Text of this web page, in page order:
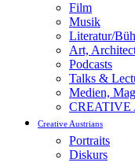
Film
Musik
Literatur/
Art,
Podcasts
Talks &
Medien,
CREATIVE
Creative Austrians
Portraits
Diskurs